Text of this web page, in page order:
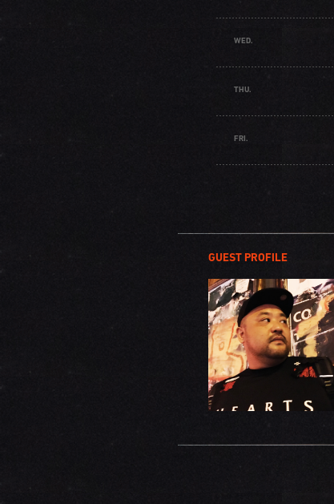
WED.
THU.
FRI.
GUEST PROFILE